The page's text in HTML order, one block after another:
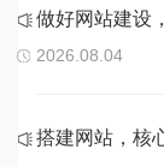
做好网站建设
2026.08.04
搭建网站，核